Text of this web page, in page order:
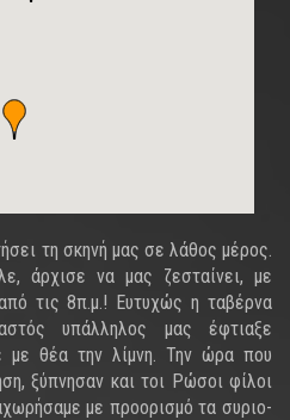
τη σκηνή μας σε λάθος μέρος.
άρχισε να μας ζεσταίνει, με
τις 8π.μ.! Ευτυχώς η ταβέρνα
υπάλληλος μας έφτιαξε
με θέα την λίμνη. Την ώρα που
ξύπνησαν και τοι Ρώσοι φίλοι
με προορισμό τα συριο-